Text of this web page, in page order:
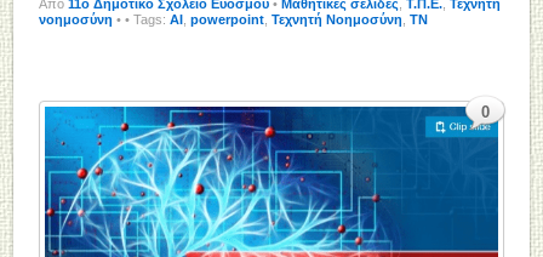
Από11o Δημοτικό Σχολείο Ευόσμου • Μαθητικές σελίδες,Τ.Π.Ε.,Τεχνητή
νοημοσύνη • • Tags:AI ,powerpoint,Τεχνητή Νοημοσύνη,ΤΝ
0